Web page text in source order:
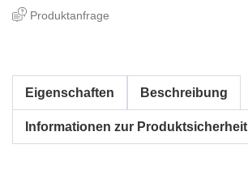
Produktanfrage
Eigenschaften Beschreibung
Informationen zur Produktsicherheit